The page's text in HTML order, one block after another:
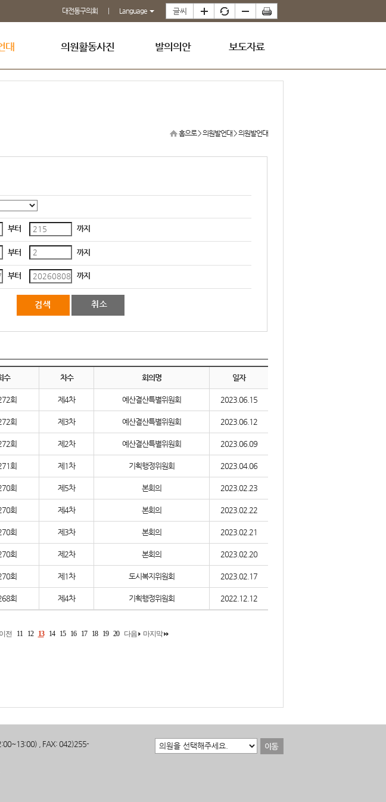
대전동구의회 Language
대 의원활동사진 발의의안 보도자료
홈으로> 의원발언대 >의원발언대
부터 까지
부터 까지
부터 까지
수 차수 회의명 일자
회 제4차 예산결산특별위원회 2023.06.15
회 제3차 예산결산특별위원회 2023.06.12
회 제2차 예산결산특별위원회 2023.06.09
회 제1차 기획행정위원회 2023.04.06
회 제5차 본회의 2023.02.23
회 제4차 본회의 2023.02.22
회 제3차 본회의 2023.02.21
회 제2차 본회의 2023.02.20
회 제1차 도시복지위원회 2023.02.17
회 제4차 기획행정위원회 2022.12.12
이전 11 12 13 14 15 16 17 18 19 20 다음 마지막
, FAX: 042)255-